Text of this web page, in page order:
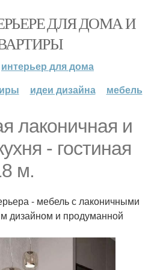
ДЛЯ ДОМА И
интерьер для дома
идеи дизайна мебель
лаконичная и
- гостиная
м.
- мебель с лаконичными
дизайном и продуманной